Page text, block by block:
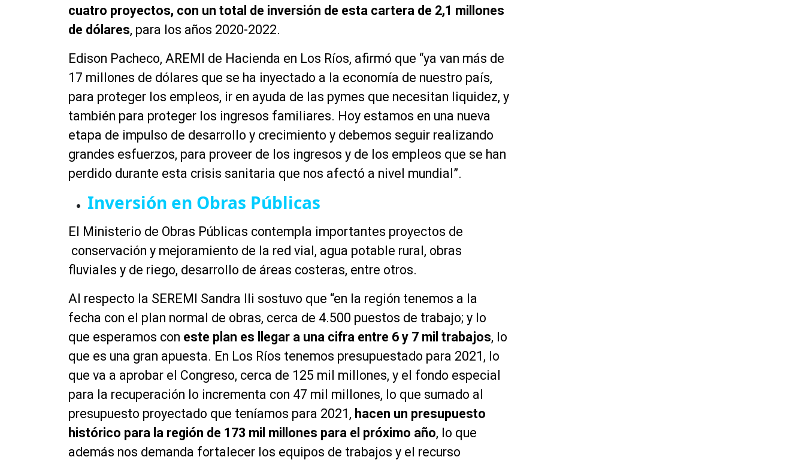
cuatro proyectos, con un total de inversión de esta cartera de 2,1 millones
de dólares, para los años 2020-2022.
Edison Pacheco, AREMI de Hacienda en Los Ríos, afirmó que “ya van más de
17 millones de dólares que se ha inyectado a la economía de nuestro país,
para proteger los empleos, ir en ayuda de las pymes que necesitan liquidez, y
también para proteger los ingresos familiares. Hoy estamos en una nueva
etapa de impulso de desarrollo y crecimiento y debemos seguir realizando
grandes esfuerzos, para proveer de los ingresos y de los empleos que se han
perdido durante esta crisis sanitaria que nos afectó a nivel mundial”.
Inversión en Obras Públicas
El Ministerio de Obras Públicas contempla importantes proyectos de
conservación y mejoramiento de la red vial, agua potable rural, obras
fluviales y de riego, desarrollo de áreas costeras, entre otros.
Al respecto la SEREMI Sandra Ili sostuvo que “en la región tenemos a la
fecha con el plan normal de obras, cerca de 4.500 puestos de trabajo; y lo
que esperamos con este plan es llegar a una cifra entre 6 y 7 mil trabajos, lo
que es una gran apuesta. En Los Ríos tenemos presupuestado para 2021, lo
que va a aprobar el Congreso, cerca de 125 mil millones, y el fondo especial
para la recuperación lo incrementa con 47 mil millones, lo que sumado al
presupuesto proyectado que teníamos para 2021, hacen un presupuesto
histórico para la región de 173 mil millones para el próximo año, lo que
además nos demanda fortalecer los equipos de trabajos y el recurso